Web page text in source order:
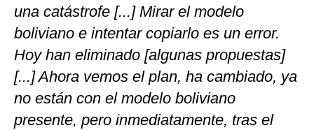
una catástrofe [...] Mirar el modelo
boliviano e intentar copiarlo es un error.
Hoy han eliminado [algunas propuestas]
[...] Ahora vemos el plan, ha cambiado, ya
no están con el modelo boliviano
presente, pero inmediatamente, tras el